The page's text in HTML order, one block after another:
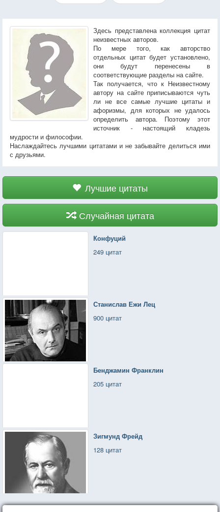
Здесь представлена коллекция цитат
неизвестных авторов.
По мере того, как авторство
отдельных цитат будет установлено,
они будут перенесены в
соответствующие разделы на сайте.
Так получается, что к Неизвестному
автору на сайте приписываются чуть
ли не все самые лучшие цитаты и
афоризмы, для которых не удалось
определить автора. Поэтому этот
источник - настоящий кладезь
мудрости и философии.
Наслаждайтесь лучшими цитатами и не забывайте делиться ими
с друзьями.
Лучшие цитаты
Случайная цитата
Конфуций
249 цитат
Станислав Ежи Лец
900 цитат
Бенджамин Франклин
205 цитат
Зигмунд Фрейд
128 цитат